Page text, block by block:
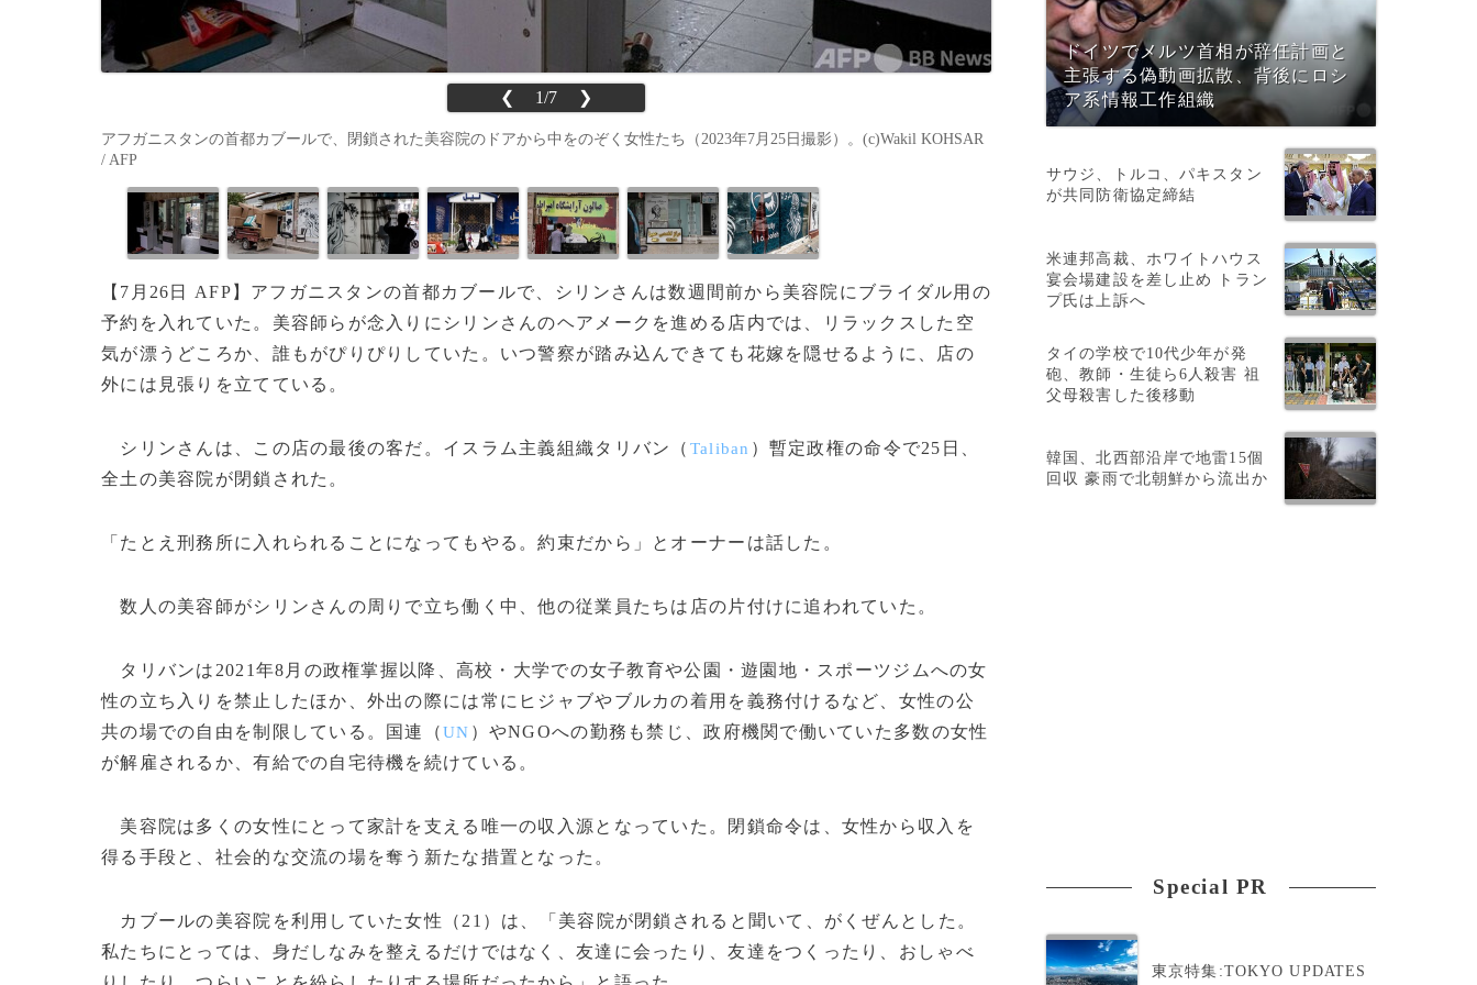
❮ 1/7 ❯
アフガニスタンの首都カブールで、閉鎖された美容院のドアから中をのぞく女性たち（2023年7月25日撮影）。(c)Wakil KOHSAR
/ AFP
【7月26日 AFP】アフガニスタンの首都カブールで、シリンさんは数週間前から美容院にブライダル用の
予約を入れていた。美容師らが念入りにシリンさんのヘアメークを進める店内では、リラックスした空
気が漂うどころか、誰もがぴりぴりしていた。いつ警察が踏み込んできても花嫁を隠せるように、店の
外には見張りを立てている。
シリンさんは、この店の最後の客だ。イスラム主義組織タリバン（ Taliban ）暫定政権の命令で25日、
全土の美容院が閉鎖された。
「たとえ刑務所に入れられることになってもやる。約束だから」とオーナーは話した。
数人の美容師がシリンさんの周りで立ち働く中、他の従業員たちは店の片付けに追われていた。
タリバンは2021年8月の政権掌握以降、高校・大学での女子教育や公園・遊園地・スポーツジムへの女
性の立ち入りを禁止したほか、外出の際には常にヒジャブやブルカの着用を義務付けるなど、女性の公
共の場での自由を制限している。国連（UN ）やNGOへの勤務も禁じ、政府機関で働いていた多数の女性
が解雇されるか、有給での自宅待機を続けている。
美容院は多くの女性にとって家計を支える唯一の収入源となっていた。閉鎖命令は、女性から収入を
得る手段と、社会的な交流の場を奪う新たな措置となった。
カブールの美容院を利用していた女性（21）は、「美容院が閉鎖されると聞いて、がくぜんとした。
私たちにとっては、身だしなみを整えるだけではなく、友達に会ったり、友達をつくったり、おしゃべ
ドイツでメルツ首相が辞任計画と
主張する偽動画拡散、背後にロシ
ア系情報工作組織
サウジ、トルコ、パキスタン
が共同防衛協定締結
米連邦高裁、ホワイトハウス
宴会場建設を差し止め トラン
プ氏は上訴へ
タイの学校で10代少年が発
砲、教師・生徒ら6人殺害 祖
父母殺害した後移動
韓国、北西部沿岸で地雷15個
回収 豪雨で北朝鮮から流出か
Special PR
東京特集:TOKYO UPDATES